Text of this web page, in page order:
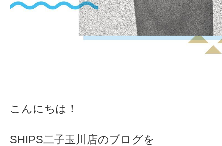
こんにちは！
SHIPS二子玉川店のブログを